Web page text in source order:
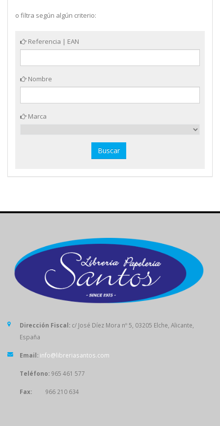
o filtra según algún criterio:
Referencia | EAN
Nombre
Marca
Dirección Fiscal: c/ José Díez Mora nº 5, 03205 Elche, Alicante,
España
Email: info@libreriasantos.com
Teléfono: 965 461 577
Fax: 966 210 634